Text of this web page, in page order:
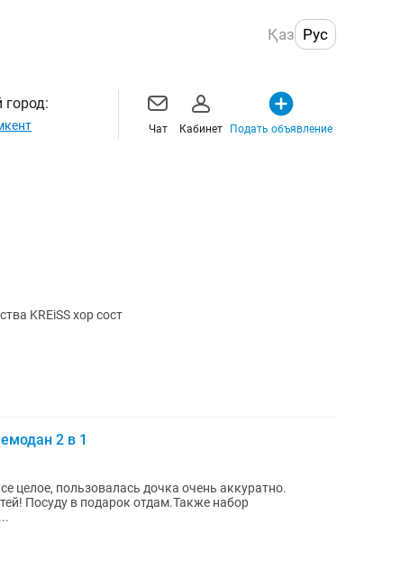
Қаз Рус
Чат Кабинет Подать объявление
KREiSS хор сост
2 в 1
целое, пользовалась дочка очень аккуратно.
Посуду в подарок отдам.Также набор